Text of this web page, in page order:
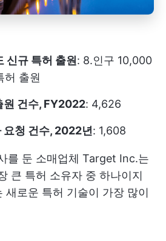
신규 특허 출원 : 8.인구 10,000
허 출원
원 건수, FY2022: 4,626
요청 건수, 2022년 : 1,608
를 둔 소매업체 Target Inc.는
큰 특허 소유자 중 하나이지
새로운 특허 기술이 가장 많이